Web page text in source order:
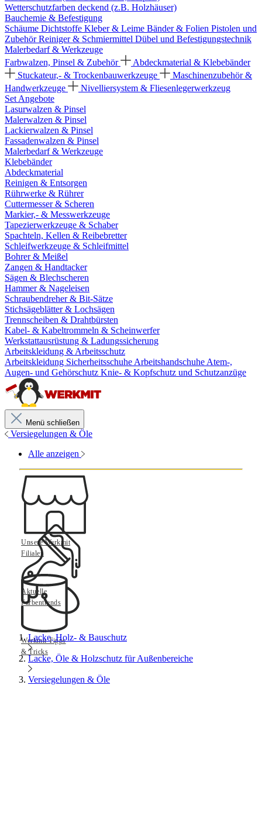
Wetterschutzfarben deckend (z.B. Holzhäuser)
Bauchemie & Befestigung
Schäume Dichtstoffe Kleber & Leime Bänder & Folien Pistolen und
ZubehörReiniger & Schmiermittel Dübel und Befestigungstechnik
Malerbedarf & Werkzeuge
Farbwalzen, Pinsel & Zubehör
Abdeckmaterial & Klebebänder
Stuckateur,- & Trockenbauwerkzeuge
Maschinenzubehör &
Handwerkzeuge
Nivelliersystem & Fliesenlegerwerkzeug
Set Angebote
Lasurwalzen & Pinsel
Malerwalzen & Pinsel
Lackierwalzen & Pinsel
Fassadenwalzen & Pinsel
Malerbedarf & Werkzeuge
Klebebänder
Abdeckmaterial
Reinigen & Entsorgen
Rührwerke & Rührer
Cuttermesser & Scheren
Markier,- & Messwerkzeuge
Tapezierwerkzeuge & Schaber
Spachteln, Kellen & Reibebretter
Schleifwerkzeuge & Schleifmittel
Bohrer & Meißel
Zangen & Handtacker
Sägen & Blechscheren
Hammer & Nageleisen
Schraubendreher & Bit-Sätze
Stichsägeblätter & Lochsägen
Trennscheiben & Drahtbürsten
Kabel- & Kabeltrommeln & Scheinwerfer
Werkstattausrüstung & Ladungssicherung
Arbeitskleidung & Arbeitsschutz
Arbeitskleidung Sicherheitsschuhe Arbeitshandschuhe Atem-,
Augen- und Gehörschutz Knie- & Kopfschutz und Schutzanzüge
Menü schließen
Versiegelungen & Öle
Alle anzeigen
Unsere Werkmit
Filialen
Aktuelle
Farbentrends
Werkmit Tipps
& Tricks
Lacke, Holz- & Bauschutz
Lacke, Öle & Holzschutz für Außenbereiche
Versiegelungen & Öle